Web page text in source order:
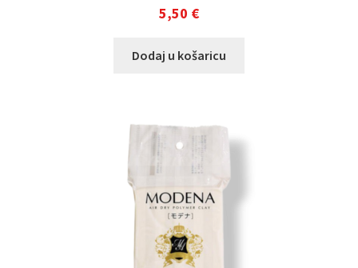
5,50 €
Dodaj u košaricu